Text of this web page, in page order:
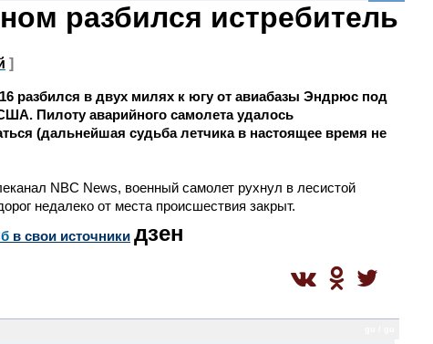
разбился истребитель
]
разбился в двух милях к югу от авиабазы Эндрюс под
Пилоту аварийного самолета удалось
(дальнейшая судьба летчика в настоящее время не
NBC News, военный самолет рухнул в лесистой
недалеко от места происшествия закрыт.
в свои источники дзен